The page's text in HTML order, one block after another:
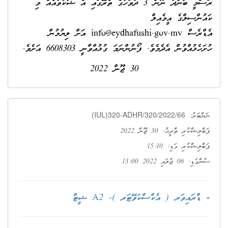
ރަސްމީ ބަންދު ނޫން 3 ދުވަހުގެ ތެރޭގައި އެ ޝަކުވާއެއް މި
އީމެއިލް
info@eydhafushi.gov.mvއަށް ލިޔުމުން
އެދެމެވެ. ފޯނުންނަމަ ގުޅުއްވާނީ 6608303 އަށެވެ.
ނަންބަރު:(IUL)320-ADHR/320/2022/66
ޕަބްލިޝްކުރި ތާރީޚު: 30 ޖޫން 2022
ޕަބްލިޝްކުރި ގަޑި: 15:10
ސުންގަޑި: 06 ޖުލައި 2022 13:00
ޑްރައިވަރ ( އެކްސްކަވޭޓަރ )- A2 ޝީޓް